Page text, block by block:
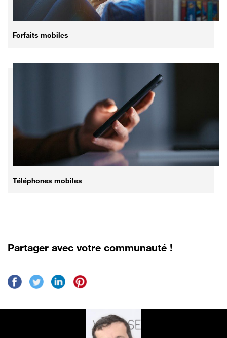
Forfaits mobiles
Téléphones mobiles
Partager avec votre communauté !